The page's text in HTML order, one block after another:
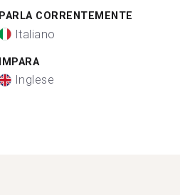
PARLA CORRENTEMENTE
Italiano
IMPARA
Inglese